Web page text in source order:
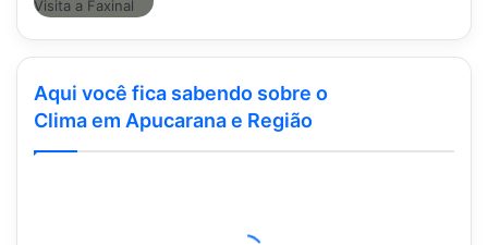
Aqui você fica sabendo sobre o
Clima em Apucarana e Região